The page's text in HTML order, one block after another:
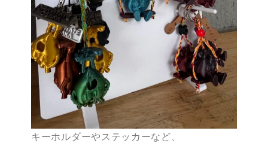
キーホルダーやステッカーなど、